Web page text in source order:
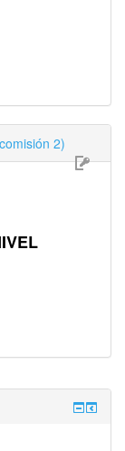
2)